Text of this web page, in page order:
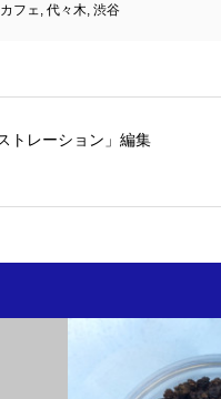
カフェ, 代々木, 渋谷
トレーション」編集